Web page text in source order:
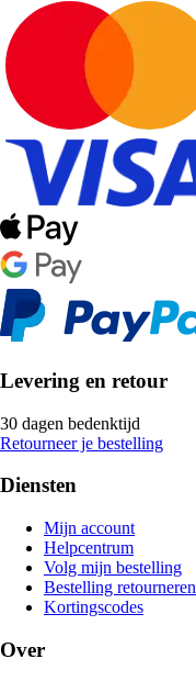
Levering en retour
30 dagen bedenktijd
Retourneer je bestelling
Diensten
Mijn account
Helpcentrum
Volg mijn bestelling
Bestelling retourneren
Kortingscodes
Over